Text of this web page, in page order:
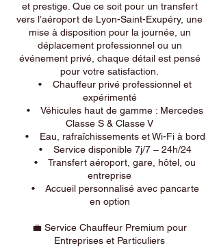
et prestige. Que ce soit pour un transfert
vers l’aéroport de Lyon-Saint-Exupéry, une
mise à disposition pour la journée, un
déplacement professionnel ou un
événement privé, chaque détail est pensé
pour votre satisfaction.
• Chauffeur privé professionnel et
expérimenté
• Véhicules haut de gamme : Mercedes
Classe S & Classe V
• Eau, rafraîchissements et Wi-Fi à bord
• Service disponible 7j/7 – 24h/24
• Transfert aéroport, gare, hôtel, ou
entreprise
• Accueil personnalisé avec pancarte
en option
💼 Service Chauffeur Premium pour
Entreprises et Particuliers